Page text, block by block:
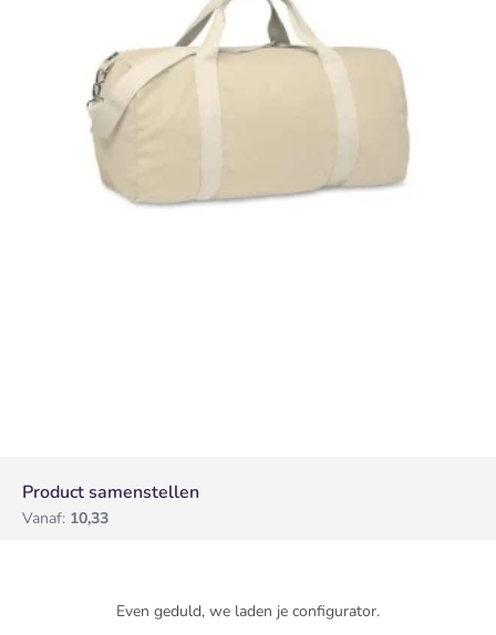
Product samenstellen
Vanaf: 10,33
Even geduld, we laden je configurator.